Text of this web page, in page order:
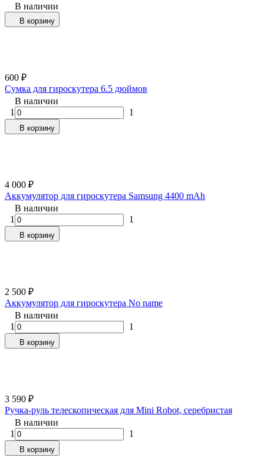
В наличии
В корзину
600 ₽
Сумка для гироскутера 6.5 дюймов
В наличии
1
1
В корзину
4 000 ₽
Аккумулятор для гироскутера Samsung 4400 mAh
В наличии
1
1
В корзину
2 500 ₽
Аккумулятор для гироскутера No name
В наличии
1
1
В корзину
3 590 ₽
Ручка-руль телескопическая для Mini Robot, серебристая
В наличии
1
1
В корзину